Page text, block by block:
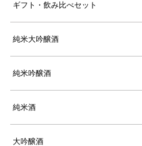
ギフト・飲み比べセット
純米大吟醸酒
純米吟醸酒
純米酒
大吟醸酒